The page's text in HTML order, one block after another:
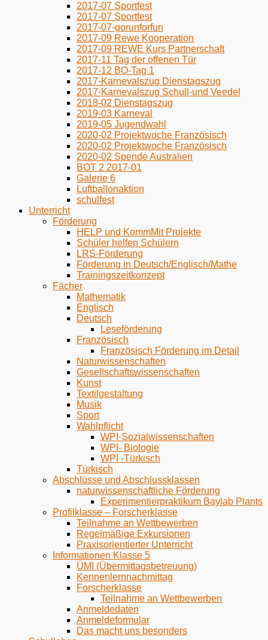
2017-07 Sportfest
2017-07 Sportfest
2017-07-gorunforfun
2017-09 Rewe Kooperation
2017-09 REWE Kurs Partnerschaft
2017-11 Tag der offenen Tür
2017-12 BO-Tag 1
2017-Karnevalszug Dienstagszug
2017-Karnevalszug Schull-und Veedel
2018-02 Dienstagszug
2019-03 Karneval
2019-05 Jugendwahl
2020-02 Projektwoche Französisch
2020-02 Projektwoche Französisch
2020-02 Spende Australien
BOT 2 2017-01
Galerie 6
Luftballonaktion
schulfest
Unterricht
Förderung
HELP und KommMit Projekte
Schüler helfen Schülern
LRS-Förderung
Förderung in Deutsch/Englisch/Mathe
Trainingszeitkonzept
Fächer
Mathematik
Englisch
Deutsch
Leseförderung
Französisch
Französisch Förderung im Detail
Naturwissenschaften
Gesellschaftswissenschaften
Kunst
Textilgestaltung
Musik
Sport
Wahlpflicht
WPI-Sozialwissenschaften
WPI- Biologie
WPI -Türkisch
Türkisch
Abschlüsse und Abschlussklassen
naturwissenschaftliche Förderung
Experimentierpraktikum Baylab Plants
Profilklasse – Forscherklasse
Teilnahme an Wettbewerben
Regelmäßige Exkursionen
Praxisorientierter Unterricht
Informationen Klasse 5
ÜMI (Übermittagsbetreuung)
Kennenlernnachmittag
Forscherklasse
Teilnahme an Wettbewerben
Anmeldedaten
Anmeldeformular
Das macht uns besonders